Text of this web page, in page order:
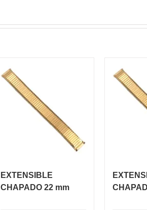
EXTENSIBLE
CHAPADO 22 mm